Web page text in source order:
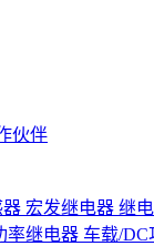
伙伴
器 宏发继电器 继
率继电器 车载/DC